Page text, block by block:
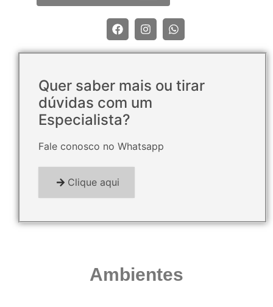
Quer saber mais ou tirar
dúvidas com um
Especialista?
Fale conosco no Whatsapp
Clique aqui
Ambientes